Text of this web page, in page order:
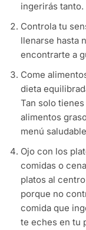
ingerirás tanto.
Controla tu
llenarse hasta
encontrarte a
Come
dieta
Tan solo
alimentos
menú
Ojo con los
comidas o
platos al
porque no
comida que
te eches en tu